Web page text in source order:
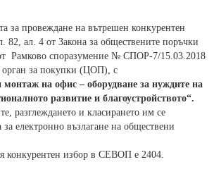
за провеждане на вътрешен конкурентен
82, ал. 4 от Закона за обществените поръчки
Рамково споразумение № СПОР-7/15.03.2018
за покупки (ЦОП), с
монтаж на офис – оборудване за нуждите на
развитие и благоустройството“.
разглеждането и класирането им се
електронно възлагане на обществени
конкурентен избор в СЕВОП е 2404.